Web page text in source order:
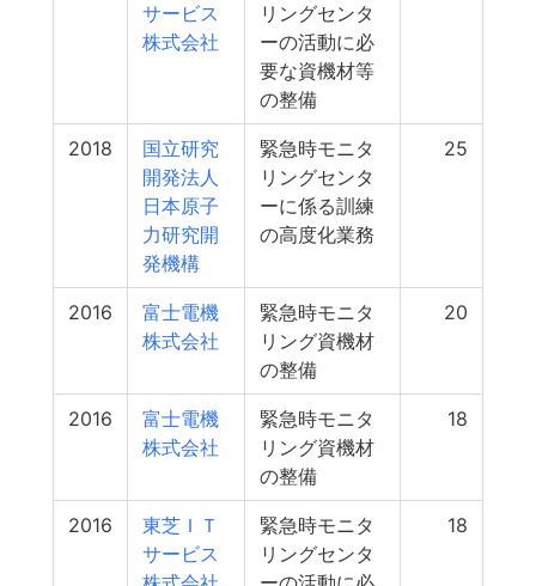
サービス
株式会社
リングセンタ
ーの活動に必
要な資機材等
の整備
2018
国立研究
開発法人
日本原子
力研究開
発機構
緊急時モニタ
リングセンタ
ーに係る訓練
の高度化業務
25
2016
富士電機
株式会社
緊急時モニタ
リング資機材
の整備
20
2016
富士電機
株式会社
緊急時モニタ
リング資機材
の整備
18
2016
東芝ＩＴ
サービス
緊急時モニタ
リングセンタ
18